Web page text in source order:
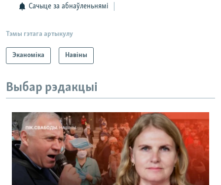
Сачыце за абнаўленьнямі
Тэмы гэтага артыкулу
Эканоміка Навіны
Выбар рэдакцыі